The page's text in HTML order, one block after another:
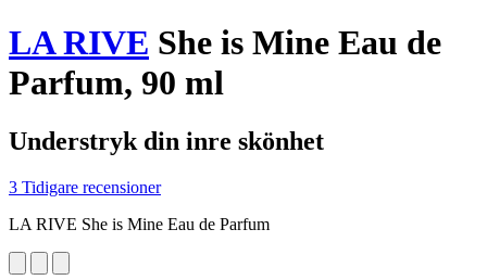
LA RIVE She is Mine Eau de
Parfum, 90 ml
Understryk din inre skönhet
3 Tidigare recensioner
LA RIVE She is Mine Eau de Parfum